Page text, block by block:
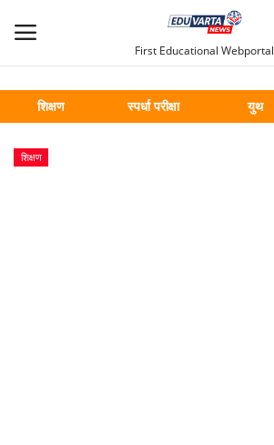
First Educational Webportal
शिक्षण
स्पर्धा परीक्षा युथ
मुख्य
Contact
शिक्षण